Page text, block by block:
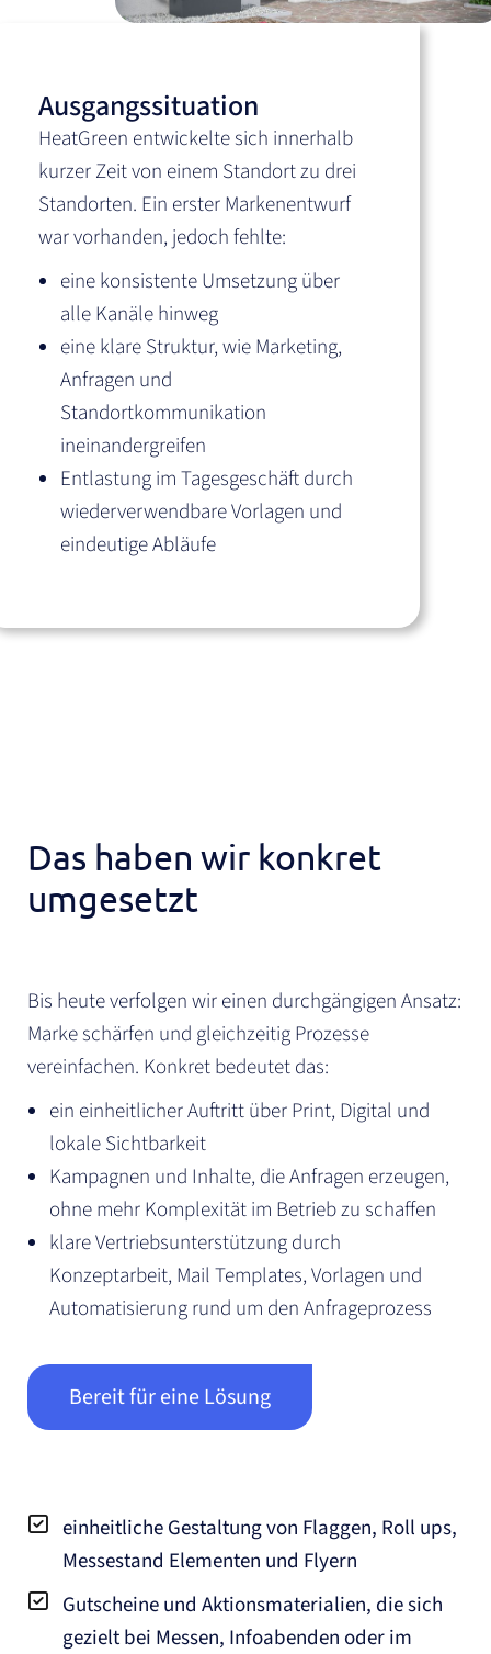
Ausgangssituation
HeatGreen entwickelte sich innerhalb
kurzer Zeit von einem Standort zu drei
Standorten. Ein erster Markenentwurf
war vorhanden, jedoch fehlte:
eine konsistente Umsetzung über
alle Kanäle hinweg
eine klare Struktur, wie Marketing,
Anfragen und
Standortkommunikation
ineinandergreifen
Entlastung im Tagesgeschäft durch
wiederverwendbare Vorlagen und
eindeutige Abläufe
Das haben wir konkret
umgesetzt
Bis heute verfolgen wir einen durchgängigen Ansatz:
Marke schärfen und gleichzeitig Prozesse
vereinfachen. Konkret bedeutet das:
ein einheitlicher Auftritt über Print, Digital und
lokale Sichtbarkeit
Kampagnen und Inhalte, die Anfragen erzeugen,
ohne mehr Komplexität im Betrieb zu schaffen
klare Vertriebsunterstützung durch
Konzeptarbeit, Mail Templates, Vorlagen und
Automatisierung rund um den Anfrageprozess
Bereit für eine Lösung
einheitliche Gestaltung von Flaggen, Roll ups,
Messestand Elementen und Flyern
Gutscheine und Aktionsmaterialien, die sich
gezielt bei Messen, Infoabenden oder im